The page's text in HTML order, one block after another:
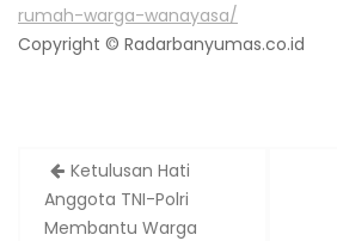
rumah-warga-wanayasa/
Copyright © Radarbanyumas.co.id
Post
navigation
Ketulusan Hati
Anggota TNI-Polri
Membantu Warga